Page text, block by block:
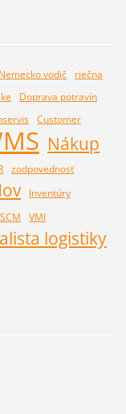
vodič
riečna
Doprava potravín
Customer
Nákup
zodpovednosť
Inventúry
SCM VMI
logistiky